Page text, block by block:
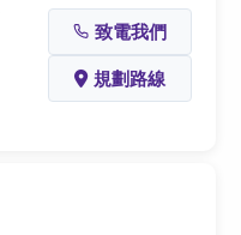
致電我們
規劃路線